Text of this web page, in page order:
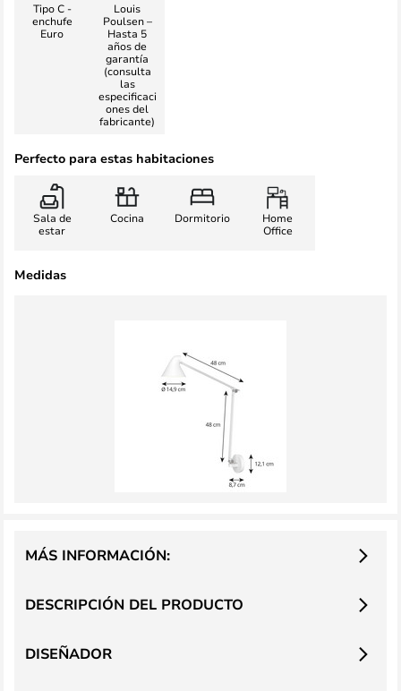
Tipo C -
enchufe
Euro
Louis
Poulsen –
Hasta 5
años de
garantía
(consulta
las
especificaci
ones del
fabricante)
Perfecto para estas habitaciones
Sala de
estar
Cocina Dormitorio
Home
Office
Medidas
DESCRIPCIÓN DEL PRODUCTO
MÁS INFORMACIÓN:
DISEÑADOR